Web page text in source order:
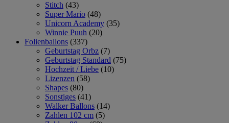
Stitch (43)
Super Mario (48)
Unicorn Academy (35)
Winnie Puuh (20)
Folienballons (337)
Geburtstag Orbz (7)
Geburtstag Standard (75)
Hochzeit / Liebe (10)
Lizenzen (58)
Shapes (80)
Sonstiges (41)
Walker Ballons (14)
Zahlen 102 cm (5)